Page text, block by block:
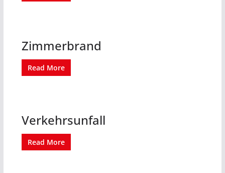
Zimmerbrand
Read More
Verkehrsunfall
Read More